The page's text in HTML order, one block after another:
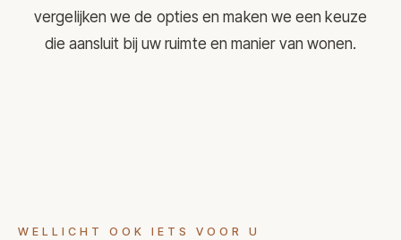
vergelijken we de opties en maken we een keuze
die aansluit bij uw ruimte en manier van wonen.
WELLICHT OOK IETS VOOR U